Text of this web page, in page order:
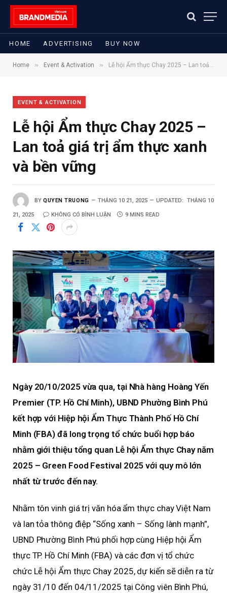
HOME ADVERTISING BUY NOW
Home » Event & Activation » Lễ hội Ẩm thực Chay 2025 – Lan toả giá trị ẩm thực xanh và bền vững
EVENT & ACTIVATION
Lễ hội Ẩm thực Chay 2025 –
Lan toả giá trị ẩm thực xanh
và bền vững
BY QUYEN TRUONG THÁNG 10 21, 2025 UPDATED: THÁNG 10
21, 2025 KHÔNG CÓ BÌNH LUẬN 9 MINS READ
Ngày 20/10/2025 vừa qua, tại Nhà hàng Hoàng Yến
Premier (TP. Hồ Chí Minh), UBND Phường Bình Phú
kết hợp với Hiệp hội Ẩm Thực Thành Phố Hồ Chí
Minh (FBA) đã long trọng tổ chức buổi hợp báo
nhằm giới thiệu tổng quan Lễ hội Ẩm thực Chay năm
2025 – Green Food Festival 2025 với quy mô lớn
nhất từ trước đến nay.
Nhằm tôn vinh giá trị văn hóa ẩm thực chay Việt Nam
và lan tỏa thông điệp “Sống xanh – Sống lành mạnh”,
UBND Phường Bình Phú phối hợp cùng Hiệp hội Ẩm
thực TP. Hồ Chí Minh (FBA) và các đơn vị tổ chức
chức Lễ hội Ẩm thực Chay 2025, dự kiến sẽ diễn ra từ
ngày 31/10 đến 04/11/2025 tại Công viên Bình Phú,